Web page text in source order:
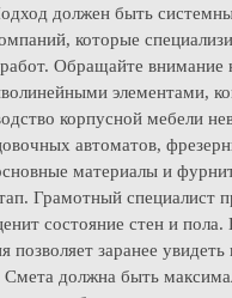
должен быть
которые
Обращайте внимание
элементами,
корпусной мебели
автоматов,
материалы и
Грамотный специалист
состояние стен и
заранее
Смета должна быть